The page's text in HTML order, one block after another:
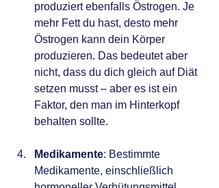
produziert ebenfalls Östrogen. Je
mehr Fett du hast, desto mehr
Östrogen kann dein Körper
produzieren. Das bedeutet aber
nicht, dass du dich gleich auf Diät
setzen musst – aber es ist ein
Faktor, den man im Hinterkopf
behalten sollte.
Medikamente: Bestimmte
Medikamente, einschließlich